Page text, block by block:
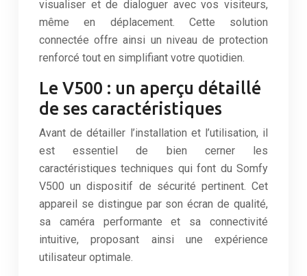
visualiser et de dialoguer avec vos visiteurs,
même en déplacement. Cette solution
connectée offre ainsi un niveau de protection
renforcé tout en simplifiant votre quotidien.
Le V500 : un aperçu détaillé
de ses caractéristiques
Avant de détailler l’installation et l’utilisation, il
est essentiel de bien cerner les
caractéristiques techniques qui font du Somfy
V500 un dispositif de sécurité pertinent. Cet
appareil se distingue par son écran de qualité,
sa caméra performante et sa connectivité
intuitive, proposant ainsi une expérience
utilisateur optimale.